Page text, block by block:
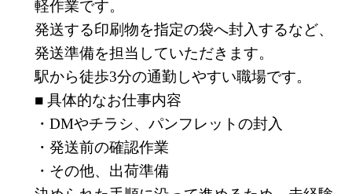
軽作業です。
発送する印刷物を指定の袋へ封入するなど、
発送準備を担当していただきます。
駅から徒歩3分の通勤しやすい職場です。
■ 具体的なお仕事内容
・DMやチラシ、パンフレットの封入
・発送前の確認作業
・その他、出荷準備